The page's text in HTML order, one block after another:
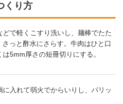
くり方
どで軽くこすり洗いし、麺棒でたた
っと酢水にさらす。牛肉はひと口
5mm厚さの短冊切りにする。
入れて弱火でからいりし、パリッ